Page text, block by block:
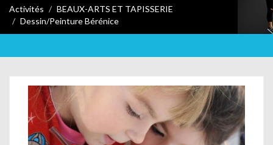
Activités
BEAUX-ARTS ET TAPISSERIE
Dessin/Peinture Bérénice